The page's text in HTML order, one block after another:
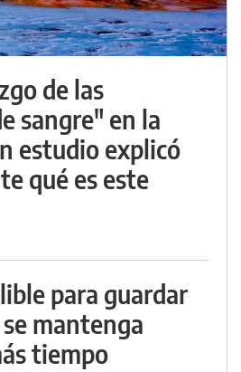
de las
sangre" en la
estudio explicó
qué es este
para guardar
mantenga
tiempo